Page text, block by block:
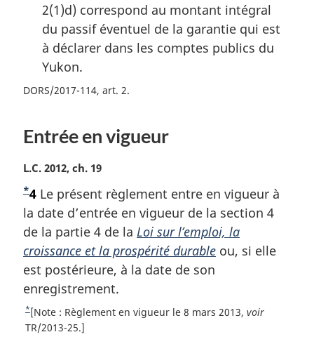
2(1)d) correspond au montant intégral
du passif éventuel de la garantie qui est
à déclarer dans les comptes publics du
Yukon.
DORS/2017-114, art. 2
Entrée en vigueur
N
o
t
e
m
a
r
g
i
n
a
L.C. 2012, ch. 19
N
o
t
e
d
e
b
a
*4 Le présent règlement entre en vigueur à
la date d’entrée en vigueur de la section 4
de la partie 4 de la Loi sur l’emploi, la
croissance et la prospérité durable ou, si elle
est postérieure, à la date de son
enregistrement.
R
e
*[Note : Règlement en vigueur le 8 mars 2013, voir
TR/2013-25.]